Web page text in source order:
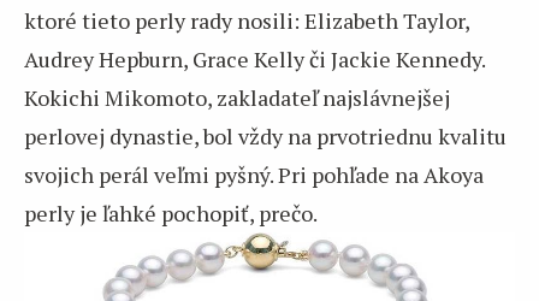
ktoré tieto perly rady nosili: Elizabeth Taylor,
Audrey Hepburn, Grace Kelly či Jackie Kennedy.
Kokichi Mikomoto, zakladateľ najslávnejšej
perlovej dynastie, bol vždy na prvotriednu kvalitu
svojich perál veľmi pyšný. Pri pohľade na Akoya
perly je ľahké pochopiť, prečo.